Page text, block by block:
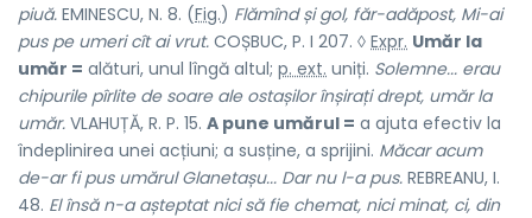
piuă. EMINESCU, N. 8. (Fig.) Flămînd și gol, făr-adăpost, Mi-ai
pus pe umeri cît ai vrut. COȘBUC, P. I 207. ◊ Expr. Umăr la
umăr = alături, unul lîngă altul; p. ext. uniți. Solemne... erau
chipurile pîrlite de soare ale ostașilor înșirați drept, umăr la
umăr. VLAHUȚĂ, R. P. 15. A pune umărul = a ajuta efectiv la
îndeplinirea unei acțiuni; a susține, a sprijini. Măcar acum
de-ar fi pus umărul Glanetașu... Dar nu l-a pus. REBREANU, I.
48. El însă n-a așteptat nici să fie chemat, nici minat, ci, din